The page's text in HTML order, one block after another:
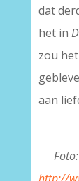
dat
het in
zou
aan